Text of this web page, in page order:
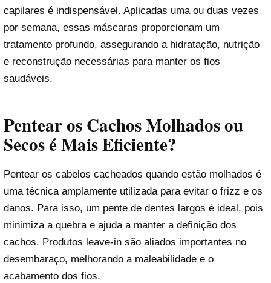
capilares é indispensável. Aplicadas uma ou duas vezes
por semana, essas máscaras proporcionam um
tratamento profundo, assegurando a hidratação, nutrição
e reconstrução necessárias para manter os fios
saudáveis.
Pentear os Cachos Molhados ou
Secos é Mais Eficiente?
Pentear os cabelos cacheados quando estão molhados é
uma técnica amplamente utilizada para evitar o frizz e os
danos. Para isso, um pente de dentes largos é ideal, pois
minimiza a quebra e ajuda a manter a definição dos
cachos. Produtos leave-in são aliados importantes no
desembaraço, melhorando a maleabilidade e o
acabamento dos fios.